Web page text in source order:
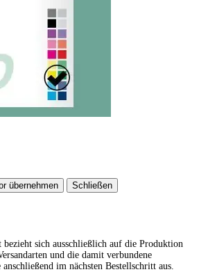
übernehmen Schließen
bezieht sich ausschließlich auf die Produktion
und die damit verbundene
im nächsten Bestellschritt aus.